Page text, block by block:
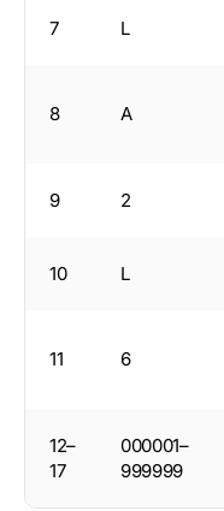
7 L
8 A
9 2
10 L
11 6
12–
17
000001–
999999